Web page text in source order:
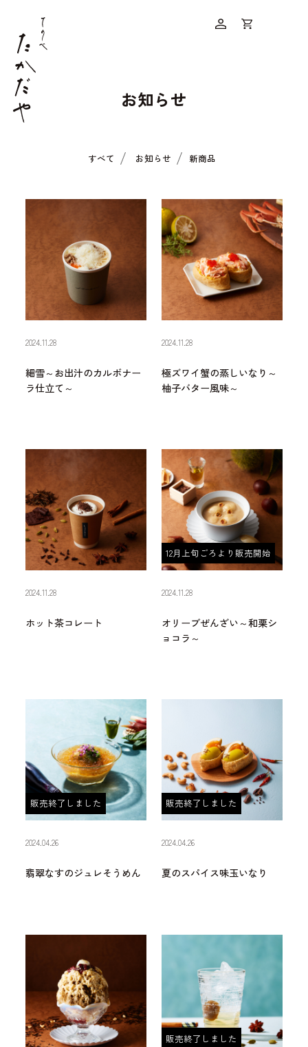
お知らせ
すべて お知らせ 新商品
2024.11.28
細雪～お出汁のカルボナー
ラ仕立て～
2024.11.28
極ズワイ蟹の蒸しいなり～
柚子バター風味～
2024.11.28
ホット茶コレート
12月上旬ごろより販売開始
2024.11.28
オリーブぜんざい～和栗シ
ョコラ～
販売終了しました
2024.04.26
翡翠なすのジュレそうめん
販売終了しました
2024.04.26
夏のスパイス味玉いなり
販売終了しました